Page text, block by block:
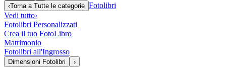
‹Torna a Tutte le categorie Fotolibri
Vedi tutto›
Fotolibri Personalizzati
Crea il tuo FotoLibro
Matrimonio
Fotolibri all'Ingrosso
Dimensioni Fotolibri
›